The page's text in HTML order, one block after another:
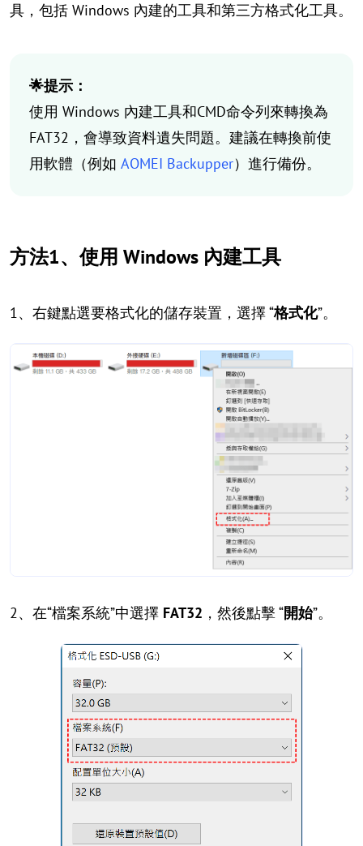
具，包括 Windows 內建的工具和第三方格式化工具。
🌟提示：
使用 Windows 內建工具和CMD命令列來轉換為
FAT32，會導致資料遺失問題。建議在轉換前使
用軟體（例如 AOMEI Backupper）進行備份。
方法1、使用 Windows 內建工具
1、右鍵點選要格式化的儲存裝置，選擇 “格式化”。
2、在“檔案系統”中選擇 FAT32 ，然後點擊 “開始”。